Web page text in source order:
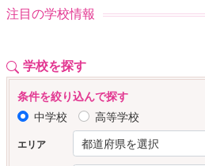
注目の学校情報
学校を探す
条件を絞り込んで探す
中学校
高等学校
エリア